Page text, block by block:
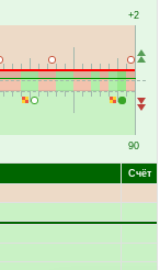
+2
90
Счёт